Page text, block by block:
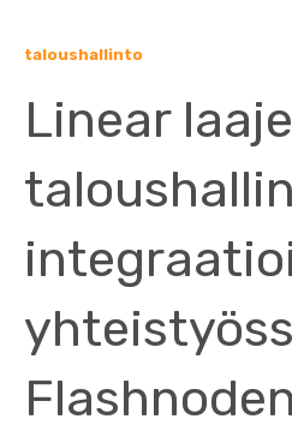
taloushallinto
Linear